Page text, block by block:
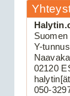
Y-
02120
050-